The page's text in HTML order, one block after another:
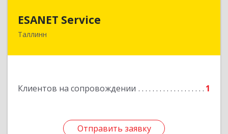
ESANET Serviсe
Таллинн
Клиентов на сопровождении 1
Отправить заявку
Отправить заявку